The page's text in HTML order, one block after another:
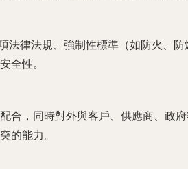
法律法規、強制性標準（如防火、
全性。
合，同時對外與客戶、供應商、政
的能力。